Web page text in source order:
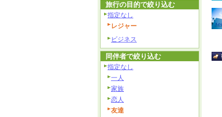
旅行の目的で絞り込む
指定なし
レジャー
ビジネス
同伴者で絞り込む
指定なし
一人
家族
恋人
友達